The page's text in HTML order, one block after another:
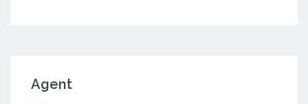
Agent